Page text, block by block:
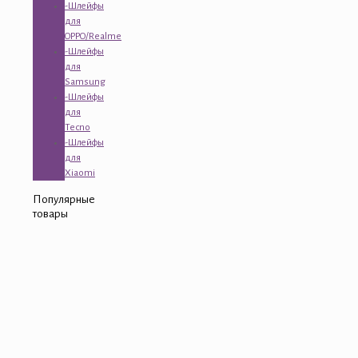
-Шлейфы
для
OPPO/Realme
-Шлейфы
для
Samsung
-Шлейфы
для
Tecno
-Шлейфы
для
Xiaomi
Популярные
товары